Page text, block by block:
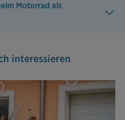
Motorrad als
interessieren